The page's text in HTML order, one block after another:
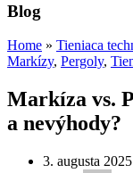
Blog
Home » Tieniaca
Markízy, Pergoly,
Markíza vs.
a nevýhody?
3. augusta 2025